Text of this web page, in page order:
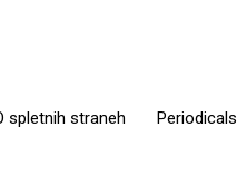
spletnih straneh Periodicals